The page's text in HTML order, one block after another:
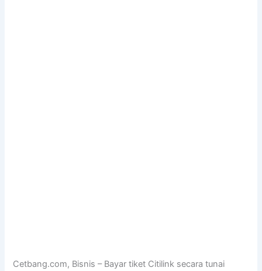
Cetbang.com, Bisnis – Bayar tiket Citilink secara tunai